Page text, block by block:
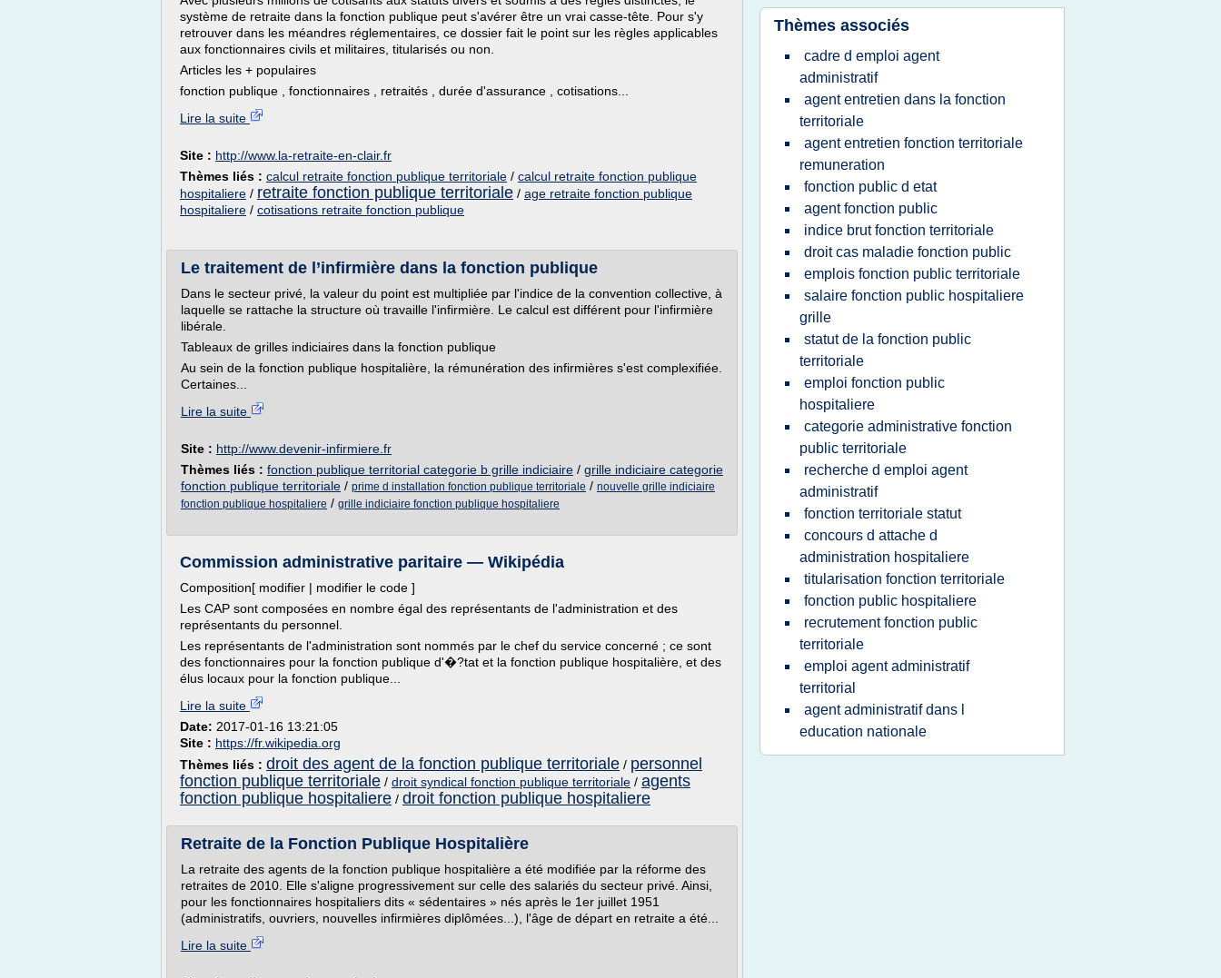
système de retraite dans la fonction publique peut s'avérer être un vrai casse-tête. Pour s'y
retrouver dans les méandres réglementaires, ce dossier fait le point sur les règles applicables
aux fonctionnaires civils et militaires, titularisés ou non.
Articles les + populaires
fonction publique , fonctionnaires , retraités , durée d'assurance , cotisations...
Lire la suite
Site : http://www.la-retraite-en-clair.fr
Thèmes liés : calcul retraite fonction publique territoriale / calcul retraite fonction publique
hospitaliere / retraite fonction publique territoriale / age retraite fonction publique
hospitaliere / cotisations retraite fonction publique
Le traitement de l’infirmière dans la fonction publique
Dans le secteur privé, la valeur du point est multipliée par l'indice de la convention collective, à
laquelle se rattache la structure où travaille l'infirmière. Le calcul est différent pour l'infirmière
libérale.
Tableaux de grilles indiciaires dans la fonction publique
Au sein de la fonction publique hospitalière, la rémunération des infirmières s'est complexifiée.
Certaines...
Lire la suite
Site : http://www.devenir-infirmiere.fr
Thèmes liés : fonction publique territorial categorie b grille indiciaire / grille indiciaire categorie
fonction publique territoriale / prime d installation fonction publique territoriale / nouvelle grille indiciaire
fonction publique hospitaliere / grille indiciaire fonction publique hospitaliere
Commission administrative paritaire — Wikipédia
Composition[ modifier | modifier le code ]
Les CAP sont composées en nombre égal des représentants de l'administration et des
représentants du personnel.
Les représentants de l'administration sont nommés par le chef du service concerné ; ce sont
des fonctionnaires pour la fonction publique d'�?tat et la fonction publique hospitalière, et des
élus locaux pour la fonction publique...
Lire la suite
Date: 2017-01-16 13:21:05
Site : https://fr.wikipedia.org
Thèmes liés : droit des agent de la fonction publique territoriale / personnel
fonction publique territoriale / droit syndical fonction publique territoriale / agents
fonction publique hospitaliere / droit fonction publique hospitaliere
Retraite de la Fonction Publique Hospitalière
La retraite des agents de la fonction publique hospitalière a été modifiée par la réforme des
retraites de 2010. Elle s'aligne progressivement sur celle des salariés du secteur privé. Ainsi,
pour les fonctionnaires hospitaliers dits « sédentaires » nés après le 1er juillet 1951
(administratifs, ouvriers, nouvelles infirmières diplômées...), l'âge de départ en retraite a été...
Lire la suite
Thèmes associés
cadre d emploi agent
administratif
agent entretien dans la fonction
territoriale
agent entretien fonction territoriale
remuneration
fonction public d etat
agent fonction public
indice brut fonction territoriale
droit cas maladie fonction public
emplois fonction public territoriale
salaire fonction public hospitaliere
grille
statut de la fonction public
territoriale
emploi fonction public
hospitaliere
categorie administrative fonction
public territoriale
recherche d emploi agent
administratif
fonction territoriale statut
concours d attache d
administration hospitaliere
titularisation fonction territoriale
fonction public hospitaliere
recrutement fonction public
territoriale
emploi agent administratif
territorial
agent administratif dans l
education nationale